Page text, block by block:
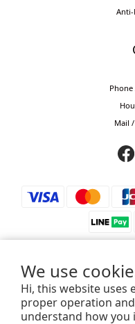
We use
Hi, this website uses
proper operation
understand how you
Anti-
Phone
Mail /
若接獲來電要求匯款、轉帳、